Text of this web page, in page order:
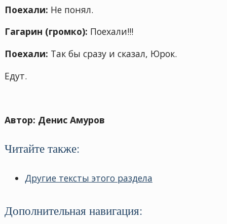
Поехали: Не понял.
Гагарин (громко): Поехали!!!
Поехали: Так бы сразу и сказал, Юрок.
Едут.
Автор: Денис Амуров
Читайте также:
Другие тексты этого раздела
Дополнительная навигация: